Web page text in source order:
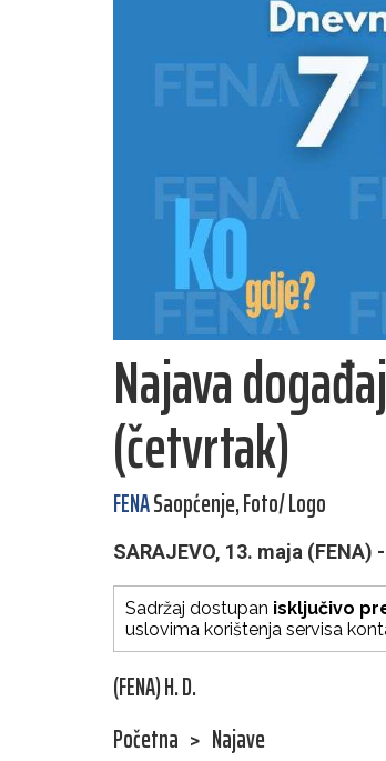
Najava
(četvrtak)
FENASaopćenje, Foto/ Logo
SARAJEVO, 13. maja
Sadržaj dostupan isključivo
uslovima korištenja servisa
(FENA) H. D.
Početna > Najave